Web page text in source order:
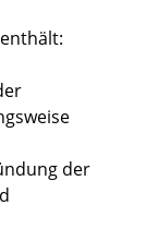
der